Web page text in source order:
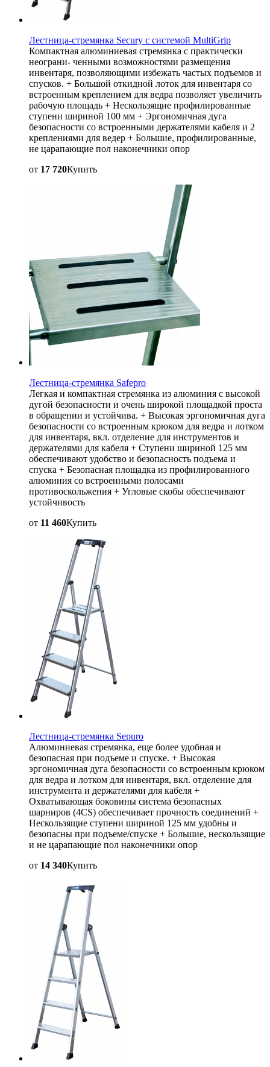
Лестница-стремянка Secury с системой MultiGrip
Компактная алюминиевая стремянка с практически
неограни- ченными возможностями размещения
инвентаря, позволяющими избежать частых подъемов и
спусков. + Большой откидной лоток для инвентаря со
встроенным креплением для ведра позволяет увеличить
рабочую площадь + Нескользящие профилированные
ступени шириной 100 мм + Эргономичная дуга
безопасности со встроенными держателями кабеля и 2
креплениями для ведер + Большие, профилированные,
не царапающие пол наконечники опор
от 17 720Купить
Лестница-стремянка Safepro
Легкая и компактная стремянка из алюминия с высокой
дугой безопасности и очень широкой площадкой проста
в обращении и устойчива. + Высокая эргономичная дуга
безопасности со встроенным крюком для ведра и лотком
для инвентаря, вкл. отделение для инструментов и
держателями для кабеля + Ступени шириной 125 мм
обеспечивают удобство и безопасность подъема и
спуска + Безопасная площадка из профилированного
алюминия со встроенными полосами
противоскольжения + Угловые скобы обеспечивают
устойчивость
от 11 460Купить
Лестница-стремянка Sepuro
Алюминиевая стремянка, еще более удобная и
безопасная при подъеме и спуске. + Высокая
эргономичная дуга безопасности со встроенным крюком
для ведра и лотком для инвентаря, вкл. отделение для
инструмента и держателями для кабеля +
Охватывающая боковины система безопасных
шарниров (4CS) обеспечивает прочность соединений +
Нескользящие ступени шириной 125 мм удобны и
безопасны при подъеме/спуске + Большие, нескользящие
и не царапающие пол наконечники опор
от 14 340Купить